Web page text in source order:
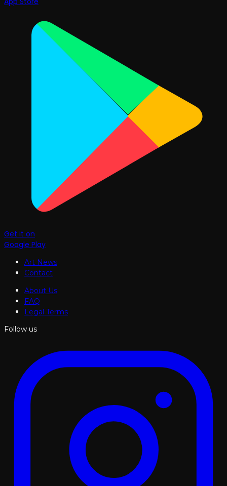
Get it on
Google Play
Art News
Contact
About Us
FAQ
Legal Terms
Follow us